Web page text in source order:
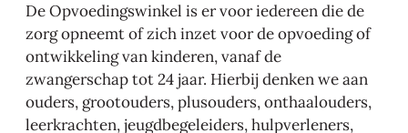
De Opvoedingswinkel is er voor iedereen die de
zorg opneemt of zich inzet voor de opvoeding of
ontwikkeling van kinderen, vanaf de
zwangerschap tot 24 jaar. Hierbij denken we aan
ouders, grootouders, plusouders, onthaalouders,
leerkrachten, jeugdbegeleiders, hulpverleners,